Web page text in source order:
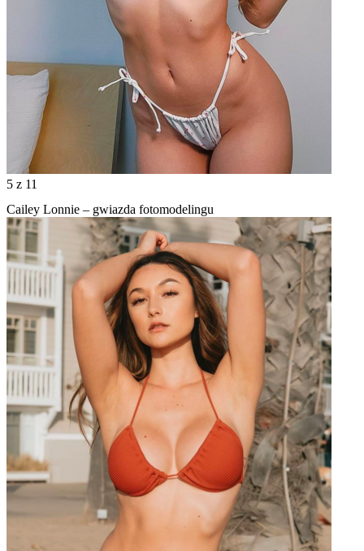
5 z 11
Cailey Lonnie – gwiazda fotomodelingu